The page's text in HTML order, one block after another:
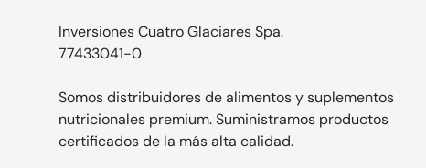
Inversiones Cuatro Glaciares Spa.
77433041-0
Somos distribuidores de alimentos y suplementos
nutricionales premium. Suministramos productos
certificados de la más alta calidad.